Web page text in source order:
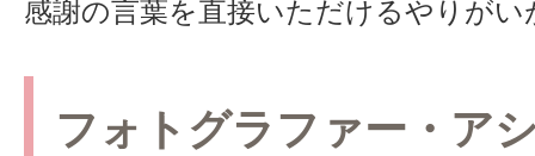
感謝の言葉を直接いただけるやりが
フォトグラファー・ア